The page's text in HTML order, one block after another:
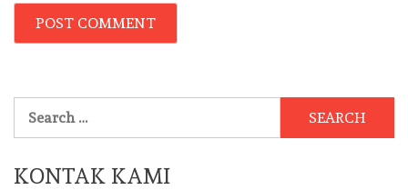
for:
KONTAK KAMI